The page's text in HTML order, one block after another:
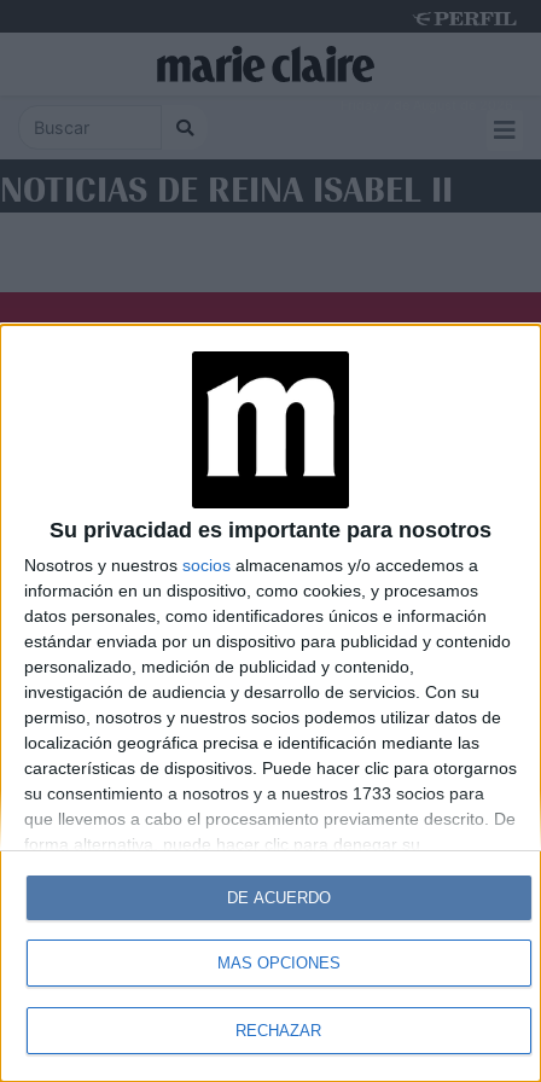
Su privacidad es importante para nosotros
Nosotros y nuestros socios almacenamos y/o accedemos a
información en un dispositivo, como cookies, y procesamos
datos personales, como identificadores únicos e información
estándar enviada por un dispositivo para publicidad y contenido
personalizado, medición de publicidad y contenido,
investigación de audiencia y desarrollo de servicios. Con su
permiso, nosotros y nuestros socios podemos utilizar datos de
localización geográfica precisa e identificación mediante las
características de dispositivos. Puede hacer clic para otorgarnos
su consentimiento a nosotros y a nuestros 1733 socios para
que llevemos a cabo el procesamiento previamente descrito. De
forma alternativa, puede hacer clic para denegar su
cambiar sus preferencias antes de otorgar su consentimiento.
Tenga en cuenta que algún procesamiento de sus datos
personales puede no requerir de su consentimiento, pero usted
tiene el derecho de rechazar tal procesamiento. Sus
sus preferencias o retirar su consentimiento en cualquier
MÁS OPCIONES
RECHAZAR
DE ACUERDO
NOTICIAS DE REINA ISABEL II
Caras Noticias
Weekend Parabrisas
Look
Luz Mía Lunateen Break BATimes
© Perfil.com 2006-2019 - Todos los derechos reservados
Registro de Propiedad Intelectual: Nro. 5346433